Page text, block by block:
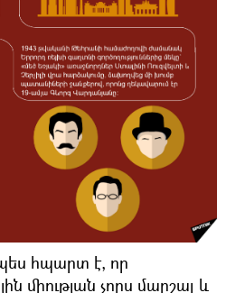
հպարտ է, որ
միության չորս մարշալ և